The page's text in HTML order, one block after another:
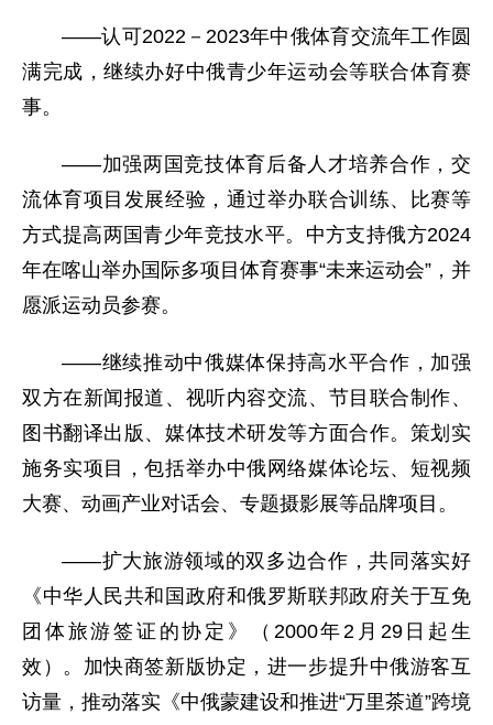
——认可2022－2023年中俄体育交流年工作圆
满完成，继续办好中俄青少年运动会等联合体育赛
事。
——加强两国竞技体育后备人才培养合作，交
流体育项目发展经验，通过举办联合训练、比赛等
方式提高两国青少年竞技水平。中方支持俄方2024
年在喀山举办国际多项目体育赛事“未来运动会”，并
愿派运动员参赛。
——继续推动中俄媒体保持高水平合作，加强
双方在新闻报道、视听内容交流、节目联合制作、
图书翻译出版、媒体技术研发等方面合作。策划实
施务实项目，包括举办中俄网络媒体论坛、短视频
大赛、动画产业对话会、专题摄影展等品牌项目。
——扩大旅游领域的双多边合作，共同落实好
《中华人民共和国政府和俄罗斯联邦政府关于互免
团体旅游签证的协定》（2000年2月29日起生
效）。加快商签新版协定，进一步提升中俄游客互
访量，推动落实《中俄蒙建设和推进“万里茶道”跨境